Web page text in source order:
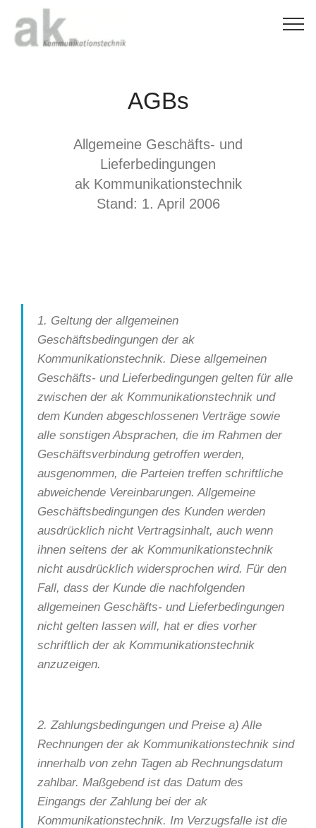
AGBs
Allgemeine Geschäfts- und
Lieferbedingungen
ak Kommunikationstechnik
Stand: 1. April 2006
1. Geltung der allgemeinen
Geschäftsbedingungen der ak
Kommunikationstechnik. Diese allgemeinen
Geschäfts- und Lieferbedingungen gelten für alle
zwischen der ak Kommunikationstechnik und
dem Kunden abgeschlossenen Verträge sowie
alle sonstigen Absprachen, die im Rahmen der
Geschäftsverbindung getroffen werden,
ausgenommen, die Parteien treffen schriftliche
abweichende Vereinbarungen. Allgemeine
Geschäftsbedingungen des Kunden werden
ausdrücklich nicht Vertragsinhalt, auch wenn
ihnen seitens der ak Kommunikationstechnik
nicht ausdrücklich widersprochen wird. Für den
Fall, dass der Kunde die nachfolgenden
allgemeinen Geschäfts- und Lieferbedingungen
nicht gelten lassen will, hat er dies vorher
schriftlich der ak Kommunikationstechnik
anzuzeigen.
2. Zahlungsbedingungen und Preise a) Alle
Rechnungen der ak Kommunikationstechnik sind
innerhalb von zehn Tagen ab Rechnungsdatum
zahlbar. Maßgebend ist das Datum des
Eingangs der Zahlung bei der ak
Kommunikationstechnik. Im Verzugsfalle ist die